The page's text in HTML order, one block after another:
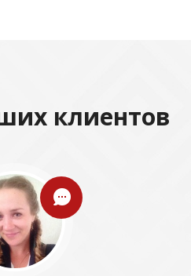
клиентов